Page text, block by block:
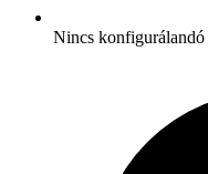
Nincs